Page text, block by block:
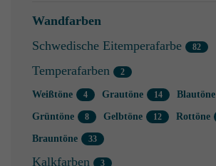
Wandfarben
Schwedische Eitemperafarbe
Temperafarben
Weißtöne Grautöne Blautöne
Grüntöne Gelbtöne Rottöne
Brauntöne
Kalkfarben